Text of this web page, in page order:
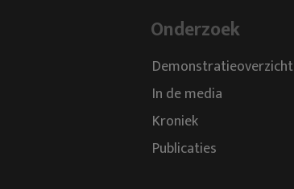
Onderzoek
Demonstratieoverzicht
In de media
Kroniek
Publicaties